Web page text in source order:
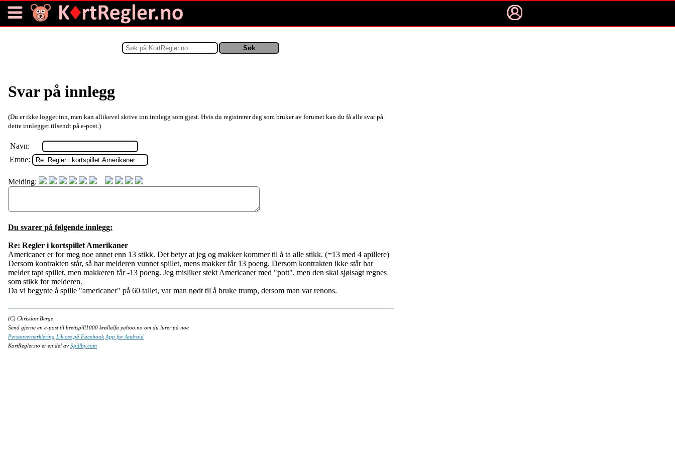
Svar på innlegg
(Du er ikke logget inn, men kan allikevel skrive inn innlegg som gjest. Hvis du registrerer deg som bruker av forumet kan du få alle svar på
dette innlegget tilsendt på e-post.)
Navn:
Emne:
Melding:
Du svarer på følgende innlegg:
Re: Regler i kortspillet Amerikaner
Americaner er for meg noe annet enn 13 stikk. Det betyr at jeg og makker kommer til å ta alle stikk. (=13 med 4 apillere)
Dersom kontrakten står, så har melderen vunnet spillet, mens makker får 13 poeng. Dersom kontrakten ikke står har
melder tapt spillet, men makkeren får -13 poeng. Jeg misliker stekt Americaner med "pott", men den skal sjølsagt regnes
som stikk for melderen.
Da vi begynte å spille "americaner" på 60 tallet, var man nødt til å bruke trump, dersom man var renons.
(C) Christian Berge
Send gjerne en e-post til brettspill1000 krøllalfa yahoo.no om du lurer på noe
Personvernerklering Lik oss på Facebook App for Android
KortRegler.no er en del av Spillby.com